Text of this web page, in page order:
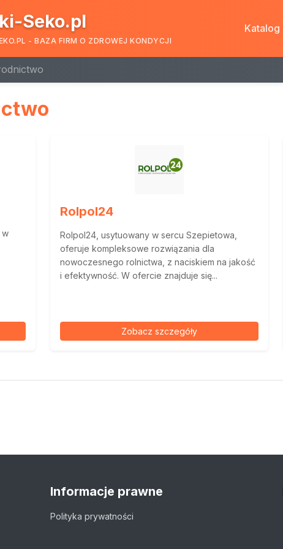
Seko.pl
- BAZA FIRM O ZDROWEJ KONDYCJI
Katalog
w
Rolpol24
Rolpol24, usytuowany w sercu Szepietowa,
oferuje kompleksowe rozwiązania dla
nowoczesnego rolnictwa, z naciskiem na jakość
i efektywność. W ofercie znajduje się...
Zobacz szczegóły
Informacje prawne
Polityka prywatności